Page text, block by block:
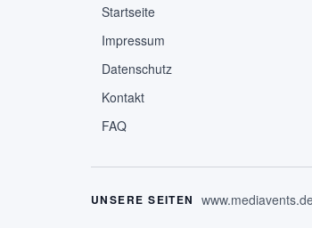
Startseite
Impressum
Datenschutz
Kontakt
FAQ
UNSERE SEITEN